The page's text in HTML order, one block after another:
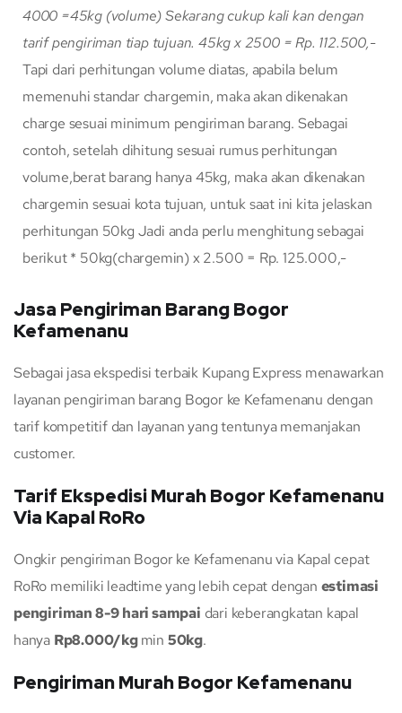
4000 =45kg (volume)Sekarang cukup kali kan dengan
tarif pengiriman tiap tujuan. 45kg x 2500 = Rp. 112.500,-
Tapi dari perhitungan volume diatas, apabila belum
memenuhi standar chargemin, maka akan dikenakan
charge sesuai minimum pengiriman barang. Sebagai
contoh, setelah dihitung sesuai rumus perhitungan
volume,berat barang hanya 45kg, maka akan dikenakan
chargemin sesuai kota tujuan, untuk saat ini kita jelaskan
perhitungan 50kg Jadi anda perlu menghitung sebagai
berikut * 50kg(chargemin) x 2.500 = Rp. 125.000,-
Jasa Pengiriman Barang Bogor
Kefamenanu
Sebagai jasa ekspedisi terbaik Kupang Express menawarkan
layanan pengiriman barang Bogor ke Kefamenanu dengan
tarif kompetitif dan layanan yang tentunya memanjakan
customer.
Tarif Ekspedisi Murah Bogor Kefamenanu
Via Kapal RoRo
Ongkir pengiriman Bogor ke Kefamenanu via Kapal cepat
RoRo memiliki leadtime yang lebih cepat dengan estimasi
pengiriman 8-9 hari sampai dari keberangkatan kapal
hanya Rp8.000/kgmin 50kg.
Pengiriman Murah Bogor Kefamenanu